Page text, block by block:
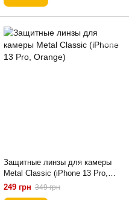
Защитные линзы для камеры
Metal Classic (iPhone 13 Pro,
Orange)
249 грн 349 грн